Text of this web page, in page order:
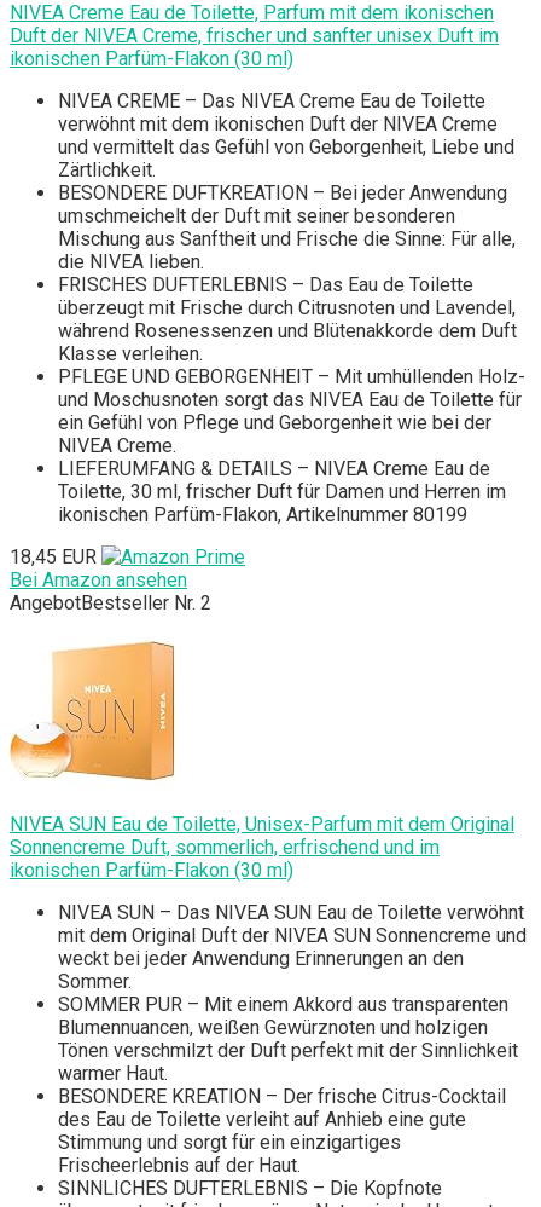
NIVEA Creme Eau de Toilette, Parfum mit dem ikonischen
Duft der NIVEA Creme, frischer und sanfter unisex Duft im
ikonischen Parfüm-Flakon (30 ml)
NIVEA CREME – Das NIVEA Creme Eau de Toilette
verwöhnt mit dem ikonischen Duft der NIVEA Creme
und vermittelt das Gefühl von Geborgenheit, Liebe und
Zärtlichkeit.
BESONDERE DUFTKREATION – Bei jeder Anwendung
umschmeichelt der Duft mit seiner besonderen
Mischung aus Sanftheit und Frische die Sinne: Für alle,
die NIVEA lieben.
FRISCHES DUFTERLEBNIS – Das Eau de Toilette
überzeugt mit Frische durch Citrusnoten und Lavendel,
während Rosenessenzen und Blütenakkorde dem Duft
Klasse verleihen.
PFLEGE UND GEBORGENHEIT – Mit umhüllenden Holz-
und Moschusnoten sorgt das NIVEA Eau de Toilette für
ein Gefühl von Pflege und Geborgenheit wie bei der
NIVEA Creme.
LIEFERUMFANG & DETAILS – NIVEA Creme Eau de
Toilette, 30 ml, frischer Duft für Damen und Herren im
ikonischen Parfüm-Flakon, Artikelnummer 80199
18,45 EUR
Bei Amazon ansehen
AngebotBestseller Nr. 2
NIVEA SUN Eau de Toilette, Unisex-Parfum mit dem Original
Sonnencreme Duft, sommerlich, erfrischend und im
ikonischen Parfüm-Flakon (30 ml)
NIVEA SUN – Das NIVEA SUN Eau de Toilette verwöhnt
mit dem Original Duft der NIVEA SUN Sonnencreme und
weckt bei jeder Anwendung Erinnerungen an den
Sommer.
SOMMER PUR – Mit einem Akkord aus transparenten
Blumennuancen, weißen Gewürznoten und holzigen
Tönen verschmilzt der Duft perfekt mit der Sinnlichkeit
warmer Haut.
BESONDERE KREATION – Der frische Citrus-Cocktail
des Eau de Toilette verleiht auf Anhieb eine gute
Stimmung und sorgt für ein einzigartiges
Frischeerlebnis auf der Haut.
SINNLICHES DUFTERLEBNIS – Die Kopfnote